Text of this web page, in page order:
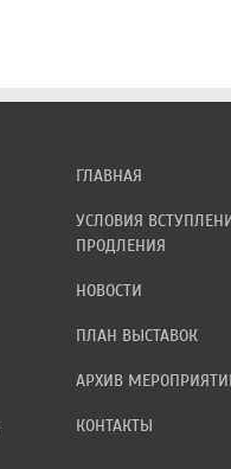
ГЛАВНАЯ
УСЛОВИЯ
ПРОДЛЕНИЯ
НОВОСТИ
ПЛАН ВЫСТАВОК
АРХИВ
КОНТАКТЫ